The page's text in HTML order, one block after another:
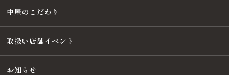
中屋のこだわり
取扱い店舗イベント
お知らせ